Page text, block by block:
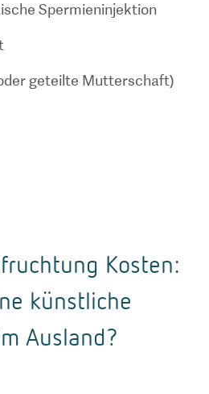
Spermieninjektion
geteilte Mutterschaft)
Kosten:
künstliche
Ausland?